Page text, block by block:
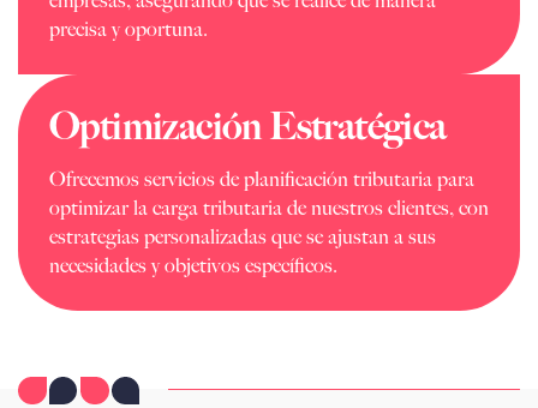
precisa y oportuna.
Optimización Estratégica
Ofrecemos servicios de planificación tributaria para
optimizar la carga tributaria de nuestros clientes, con
estrategias personalizadas que se ajustan a sus
necesidades y objetivos específicos.